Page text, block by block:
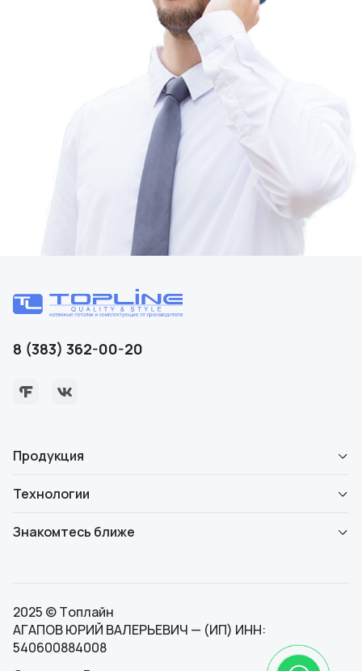
8 (383) 362-00-20
Продукция
Технологии
Знакомтесь ближе
2025 © Топлайн
АГАПОВ ЮРИЙ ВАЛЕРЬЕВИЧ — (ИП) ИНН:
540600884008